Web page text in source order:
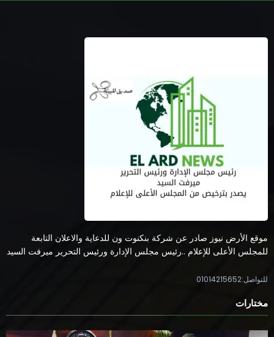
موقع الأرض نيوز صادر عن شركة بنكنوت ون للدعاية والاعلان التابعة
للمجلس الأعلى للإعلام ..رئيس مجلس الإدارة ورئيس التحرير ميرفت السيد
للتواصل:01014215652
مختارات